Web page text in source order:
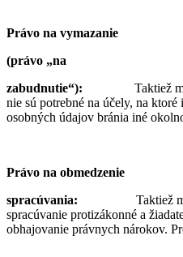
Právo na vymazanie
(právo „na
zabudnutie“): Taktiež
nie sú potrebné na účely, na
osobných údajov bránia iné
Právo na obmedzenie
spracúvania: Taktiež
spracúvanie protizákonné a
obhajovanie právnych nárokov.